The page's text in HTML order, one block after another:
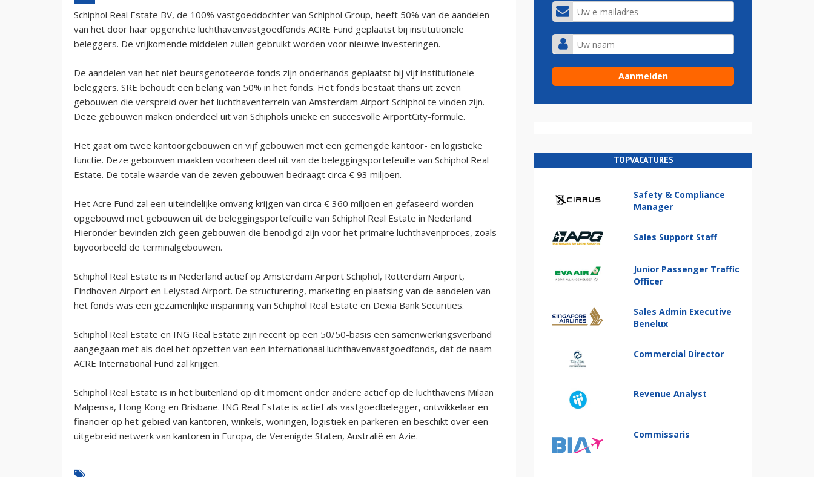
Schiphol Real Estate BV, de 100% vastgoeddochter van Schiphol Group, heeft 50% van de aandelen
van het door haar opgerichte luchthavenvastgoedfonds ACRE Fund geplaatst bij institutionele
beleggers. De vrijkomende middelen zullen gebruikt worden voor nieuwe investeringen.
De aandelen van het niet beursgenoteerde fonds zijn onderhands geplaatst bij vijf institutionele
beleggers. SRE behoudt een belang van 50% in het fonds. Het fonds bestaat thans uit zeven
gebouwen die verspreid over het luchthaventerrein van Amsterdam Airport Schiphol te vinden zijn.
Deze gebouwen maken onderdeel uit van Schiphols unieke en succesvolle AirportCity-formule.
Het gaat om twee kantoorgebouwen en vijf gebouwen met een gemengde kantoor- en logistieke
functie. Deze gebouwen maakten voorheen deel uit van de beleggingsportefeuille van Schiphol Real
Estate. De totale waarde van de zeven gebouwen bedraagt circa € 93 miljoen.
Het Acre Fund zal een uiteindelijke omvang krijgen van circa € 360 miljoen en gefaseerd worden
opgebouwd met gebouwen uit de beleggingsportefeuille van Schiphol Real Estate in Nederland.
Hieronder bevinden zich geen gebouwen die benodigd zijn voor het primaire luchthavenproces, zoals
bijvoorbeeld de terminalgebouwen.
Schiphol Real Estate is in Nederland actief op Amsterdam Airport Schiphol, Rotterdam Airport,
Eindhoven Airport en Lelystad Airport. De structurering, marketing en plaatsing van de aandelen van
het fonds was een gezamenlijke inspanning van Schiphol Real Estate en Dexia Bank Securities.
Schiphol Real Estate en ING Real Estate zijn recent op een 50/50-basis een samenwerkingsverband
aangegaan met als doel het opzetten van een internationaal luchthavenvastgoedfonds, dat de naam
ACRE International Fund zal krijgen.
Schiphol Real Estate is in het buitenland op dit moment onder andere actief op de luchthavens Milaan
Malpensa, Hong Kong en Brisbane. ING Real Estate is actief als vastgoedbelegger, ontwikkelaar en
financier op het gebied van kantoren, winkels, woningen, logistiek en parkeren en beschikt over een
uitgebreid netwerk van kantoren in Europa, de Verenigde Staten, Australië en Azië.
TOPVACATURES
Safety & Compliance
Manager
Sales Support Staff
Junior Passenger Traffic
Officer
Sales Admin Executive
Benelux
Commercial Director
Revenue Analyst
Commissaris